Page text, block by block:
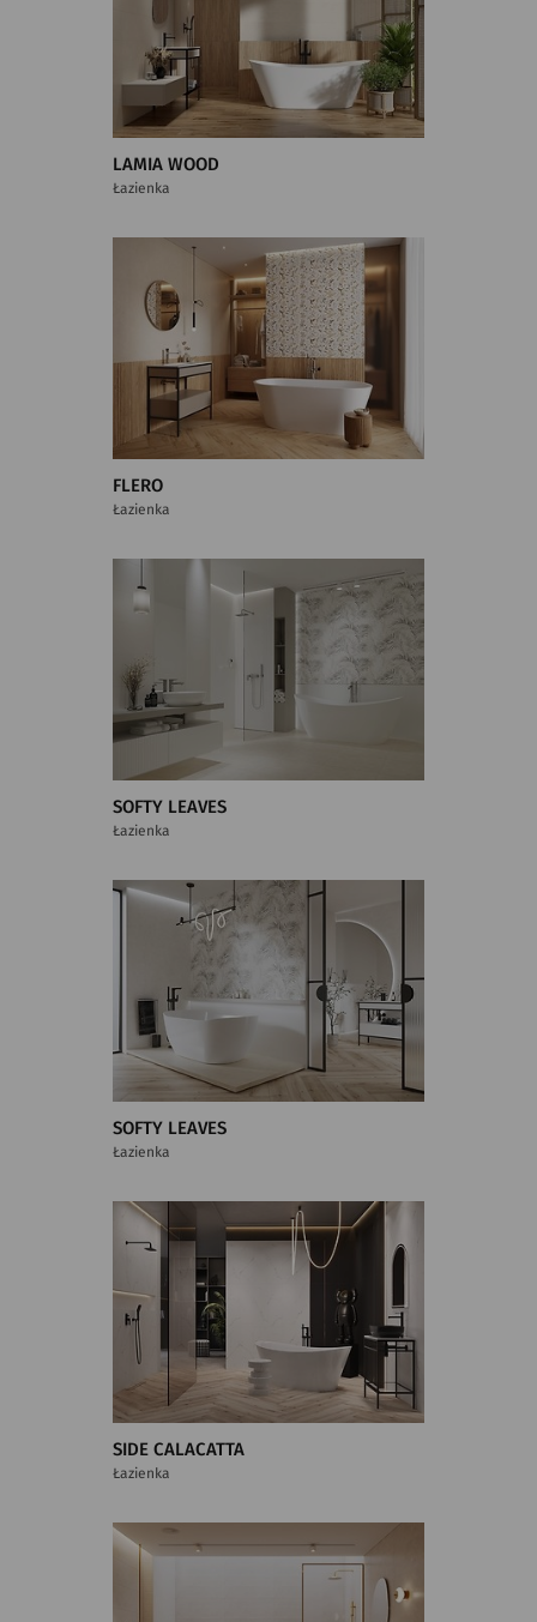
LAMIA WOOD
Łazienka
FLERO
Łazienka
SOFTY LEAVES
Łazienka
SOFTY LEAVES
Łazienka
SIDE CALACATTA
Łazienka